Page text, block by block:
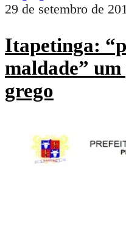
29 de setembro de
Itapetinga:
maldade” um
grego